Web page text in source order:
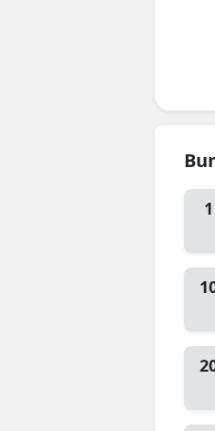
1